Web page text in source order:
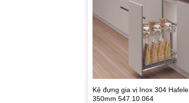
Kệ đựng gia vị Inox 304 Hafele
350mm 547.10.064